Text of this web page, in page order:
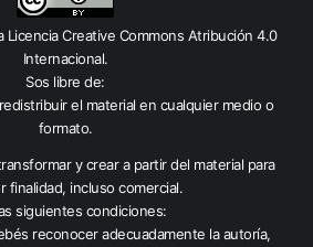
Licencia Creative Commons Atribución 4.0
Internacional.
Sos libre de:
el material en cualquier medio o
formato.
y crear a partir del material para
finalidad, incluso comercial.
siguientes condiciones:
reconocer adecuadamente la autoría,